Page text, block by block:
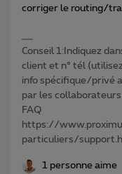
corriger le routing/
Conseil 1:Indiquez
client et n° tél
info spécifique/privé
par les
FAQ
https://
particuliers/
1 personne aime